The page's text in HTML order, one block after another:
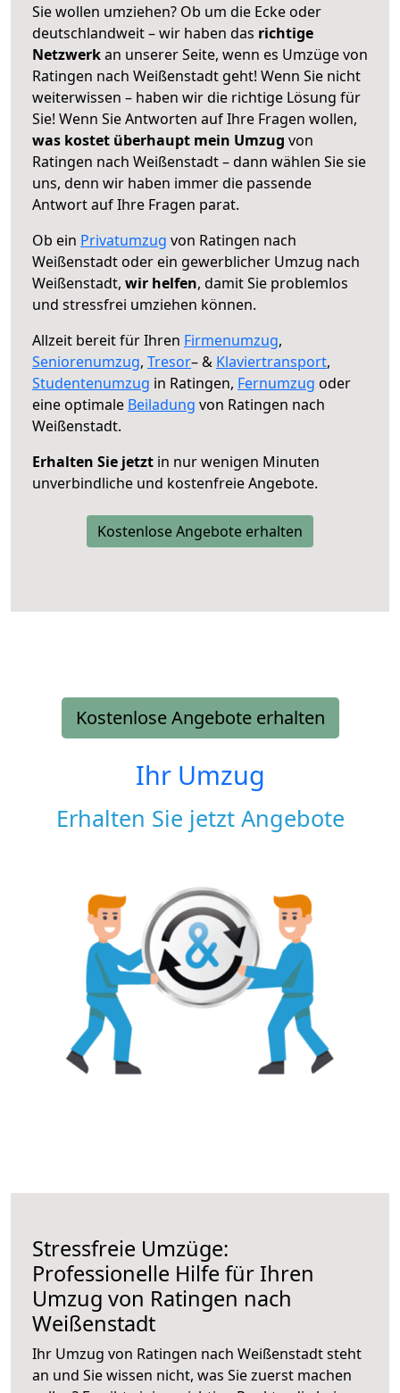
Sie wollen umziehen? Ob um die Ecke oder
deutschlandweit – wir haben das richtige
Netzwerkan unserer Seite, wenn es Umzüge von
Ratingen nach Weißenstadt geht! Wenn Sie nicht
weiterwissen – haben wir die richtige Lösung für
Sie! Wenn Sie Antworten auf Ihre Fragen wollen,
was kostet überhaupt mein Umzug von
Ratingen nach Weißenstadt – dann wählen Sie sie
uns, denn wir haben immer die passende
Antwort auf Ihre Fragen parat.
Ob ein Privatumzug von Ratingen nach
Weißenstadt oder ein gewerblicher Umzug nach
Weißenstadt, wir helfen, damit Sie problemlos
und stressfrei umziehen können.
Allzeit bereit für Ihren Firmenumzug,
Seniorenumzug, Tresor– & Klaviertransport,
Studentenumzug in Ratingen, Fernumzug oder
eine optimale Beiladung von Ratingen nach
Weißenstadt.
Erhalten Sie jetzt in nur wenigen Minuten
unverbindliche und kostenfreie Angebote.
Kostenlose Angebote erhalten
Kostenlose Angebote erhalten
Ihr Umzug
Erhalten Sie jetzt Angebote
Stressfreie Umzüge:
Professionelle Hilfe für Ihren
Umzug von Ratingen nach
Weißenstadt
Ihr Umzug von Ratingen nach Weißenstadt steht
an und Sie wissen nicht, was Sie zuerst machen